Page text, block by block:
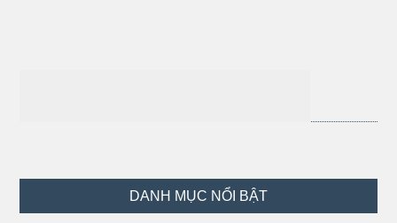
DANH MỤC NỔI BẬT